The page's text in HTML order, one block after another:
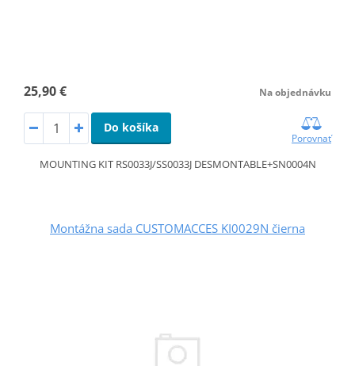
25,90 € Na objednávku
Do košíka
Porovnať
MOUNTING KIT RS0033J/SS0033J DESMONTABLE+SN0004N
Montážna sada CUSTOMACCES KI0029N čierna